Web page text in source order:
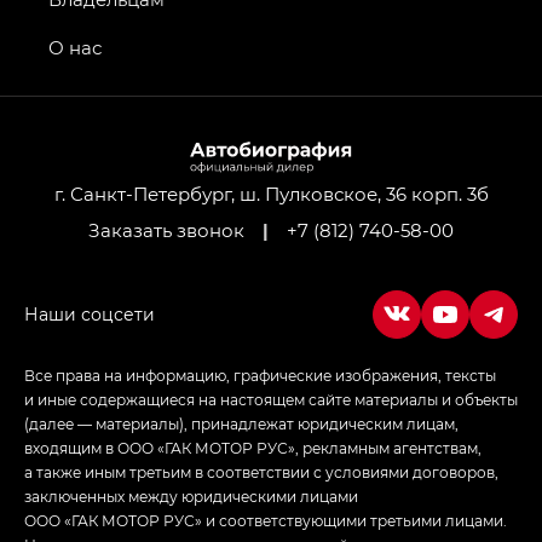
привод — GB AWD, Джи Эль Полный привод —
Джи Ти — GT, Джи Икс — GX,
Джи Икс ПРЕМИУМ — GX PREMIUM, ЛАУНЖ —
LOUNGE
Empow — Эмпау (Empow) в комплектации
г. Санкт-Петербург, ш. Пулковское, 36 корп. 3б
Заказать звонок
| +7 (812) 740-58-00
О нас
Все права на информацию, графические изображения, тексты
и иные содержащиеся на настоящем сайте материалы и объекты
(далее — материалы), принадлежат юридическим лицам,
входящим в ООО «ГАК МОТОР РУС», рекламным агентствам,
а также иным третьим в соответствии с условиями договоров,
заключенных между юридическими лицами
ООО «ГАК МОТОР РУС» и соответствующими третьими лицами.